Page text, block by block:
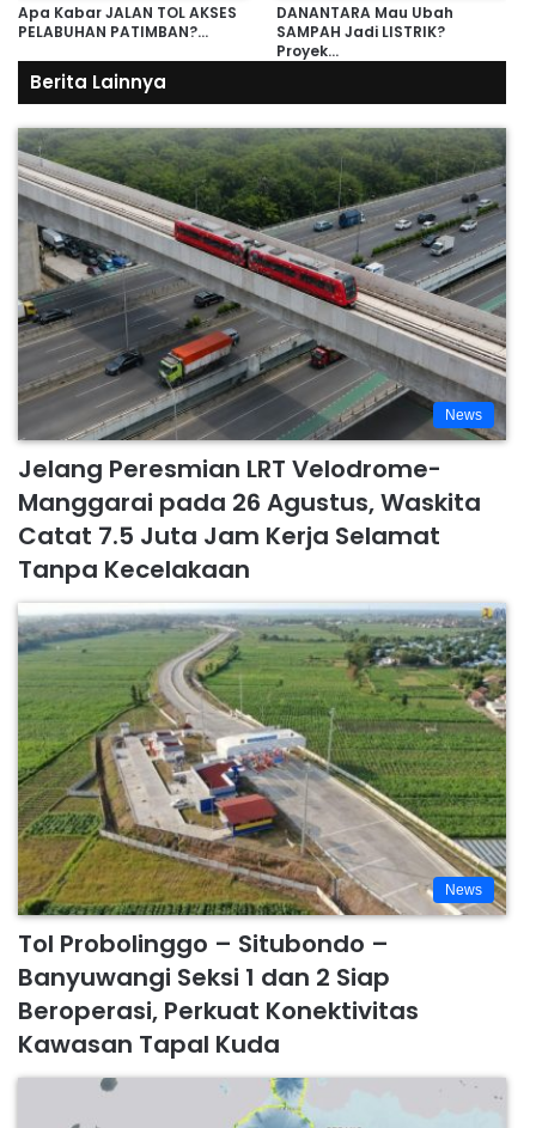
Apa Kabar JALAN TOL AKSES
PELABUHAN PATIMBAN?…
DANANTARA Mau Ubah
SAMPAH Jadi LISTRIK?
Proyek…
Berita Lainnya
News
Jelang Peresmian LRT Velodrome-
Manggarai pada 26 Agustus, Waskita
Catat 7.5 Juta Jam Kerja Selamat
Tanpa Kecelakaan
News
Tol Probolinggo – Situbondo –
Banyuwangi Seksi 1 dan 2 Siap
Beroperasi, Perkuat Konektivitas
Kawasan Tapal Kuda